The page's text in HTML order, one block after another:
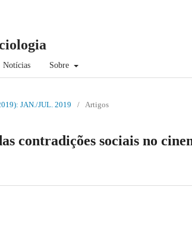
Notícias Sobre
JAN./JUL. 2019 / Artigos
contradições sociais no